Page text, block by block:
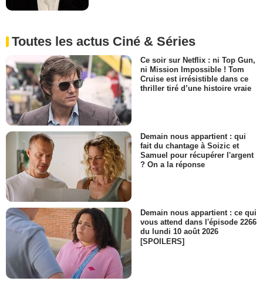
Toutes les actus Ciné & Séries
Ce soir sur Netflix : ni Top Gun,
ni Mission Impossible ! Tom
Cruise est irrésistible dans ce
thriller tiré d’une histoire vraie
Demain nous appartient : qui
fait du chantage à Soizic et
Samuel pour récupérer l'argent
? On a la réponse
Demain nous appartient : ce qui
vous attend dans l'épisode 2266
du lundi 10 août 2026
[SPOILERS]